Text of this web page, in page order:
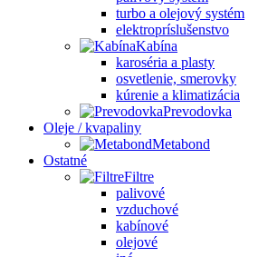
turbo a olejový systém
elektropríslušenstvo
Kabína
karoséria a plasty
osvetlenie, smerovky
kúrenie a klimatizácia
Prevodovka
Oleje / kvapaliny
Metabond
Ostatné
Filtre
palivové
vzduchové
kabínové
olejové